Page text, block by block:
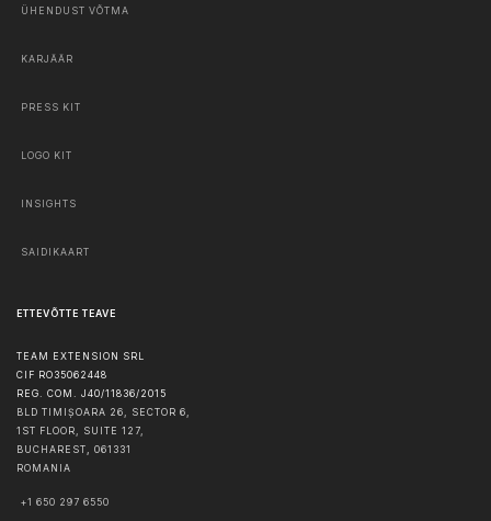
ÜHENDUST VÕTMA
KARJÄÄR
PRESS KIT
LOGO KIT
INSIGHTS
SAIDIKAART
ETTEVÕTTE TEAVE
TEAM EXTENSION SRL
CIF RO35062448
REG. COM. J40/11836/2015
BLD TIMIȘOARA 26, SECTOR 6,
1ST FLOOR, SUITE 127,
BUCHAREST, 061331
ROMANIA
+1 650 297 6550